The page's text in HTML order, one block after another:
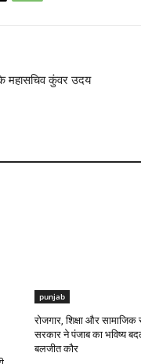
महासचिव कुंवर उदय
punjab
रोजगार, शिक्षा और
सरकार ने पंजाब का भविष्य
बलजीत कौर